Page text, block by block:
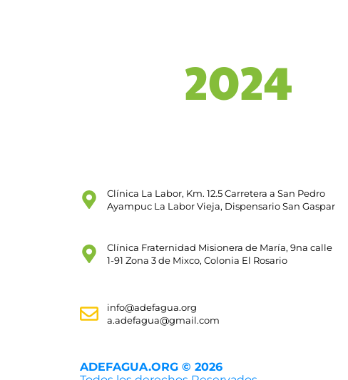
2024
Clínica La Labor, Km. 12.5 Carretera a San Pedro
Ayampuc La Labor Vieja, Dispensario San Gaspar
Clínica Fraternidad Misionera de María, 9na calle
1-91 Zona 3 de Mixco, Colonia El Rosario
info@adefagua.org
a.adefagua@gmail.com
ADEFAGUA.ORG © 2026